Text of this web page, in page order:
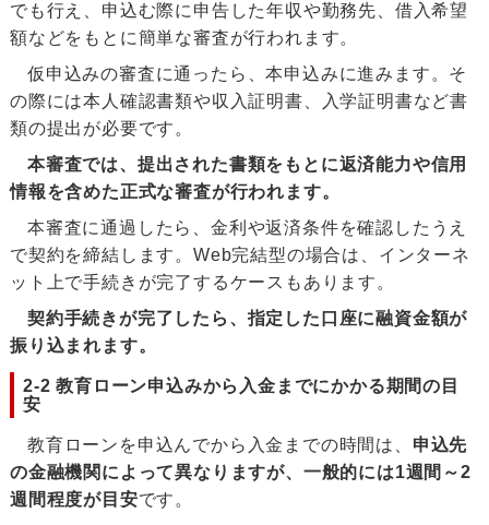
でも行え、申込む際に申告した年収や勤務先、借入希望
額などをもとに簡単な審査が行われます。
仮申込みの審査に通ったら、本申込みに進みます。そ
の際には本人確認書類や収入証明書、入学証明書など書
類の提出が必要です。
本審査では、提出された書類をもとに返済能力や信用
情報を含めた正式な審査が行われます。
本審査に通過したら、金利や返済条件を確認したうえ
で契約を締結します。Web完結型の場合は、インターネ
ット上で手続きが完了するケースもあります。
契約手続きが完了したら、指定した口座に融資金額が
振り込まれます。
2-2 教育ローン申込みから入金までにかかる期間の目
安
教育ローンを申込んでから入金までの時間は、 申込先
の金融機関によって異なりますが、一般的には1週間～2
週間程度が目安です。